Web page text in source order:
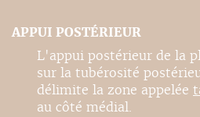
APPUI POSTÉRIEUR
L'appui postérieur de la
sur la tubérosité
délimite la zone appelée
au côté médial.